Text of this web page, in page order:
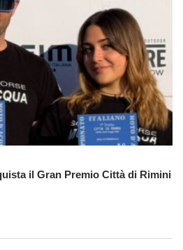
il Gran Premio Città di Rimini